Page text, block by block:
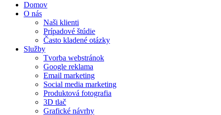
Domov
O nás
Naši klienti
Prípadové štúdie
Často kladené otázky
Služby
Tvorba webstránok
Google reklama
Email marketing
Social media marketing
Produktová fotografia
3D tlač
Grafické návrhy